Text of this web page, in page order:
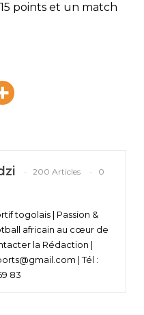
points et un match
200 Articles
0
togolais | Passion &
africain au cœur de
la Rédaction |
| Tél :
83